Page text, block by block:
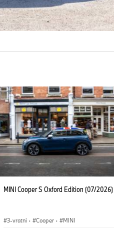
MINI Cooper S Oxford Edition (07/2026)
3-vratni · Cooper · MINI